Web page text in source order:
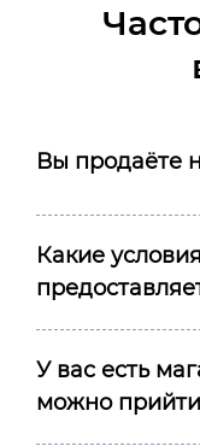
Вы продаёте
Какие
У вас есть
можно